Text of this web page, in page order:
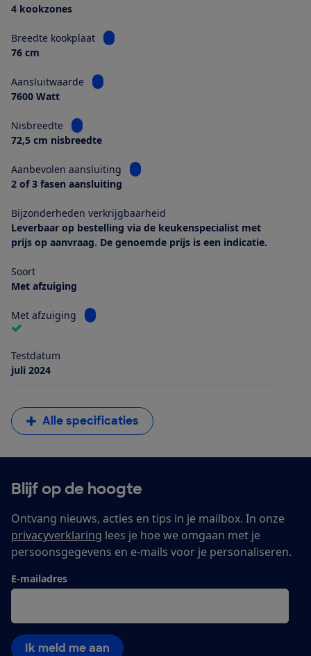
4 kookzones
Breedte kookplaat
Bekijk informatie voor Breedte kookplaat
76 cm
Aansluitwaarde
Bekijk informatie voor Aansluitwaarde
7600 Watt
Nisbreedte
Bekijk informatie voor Nisbreedte
72,5 cm nisbreedte
Aanbevolen aansluiting
Bekijk informatie voor Aanbevolen
2 of 3 fasen aansluiting
Bijzonderheden verkrijgbaarheid
Leverbaar op bestelling via de keukenspecialist met
prijs op aanvraag. De genoemde prijs is een indicatie.
Soort
Met afzuiging
Met afzuiging Bekijk informatie voor Met afzuiging
Testdatum
juli 2024
Alle specificaties
Blijf op de hoogte
Ontvang nieuws, acties en tips in je mailbox. In onze
privacyverklaring lees je hoe we omgaan met je
persoonsgegevens en e-mails voor je personaliseren.
E-mailadres
Ik meld me aan